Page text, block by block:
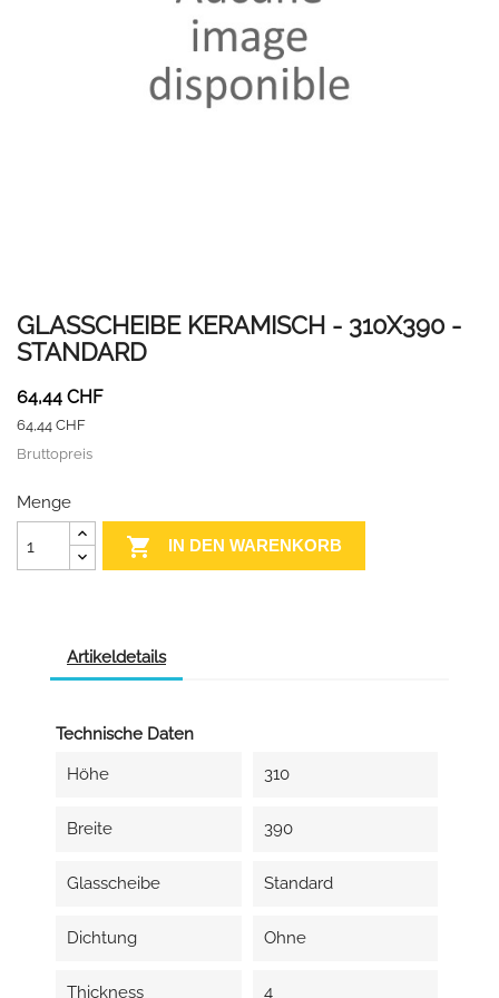
GLASSCHEIBE KERAMISCH - 310X390 -
STANDARD
64,44 CHF
64,44 CHF
Bruttopreis
Menge
 IN DEN WARENKORB
Artikeldetails
Technische Daten
Höhe
310
Breite 390
Glasscheibe Standard
Dichtung Ohne
Thickness 4